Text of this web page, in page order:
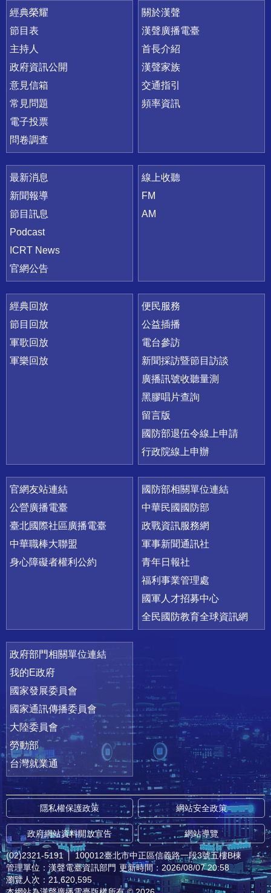
快速連結
經典榮耀
節目表
主持人
政府資訊公開
意見信箱
常見問題
電子投票
問卷調查
關於漢聲
漢聲廣播電臺
首長介紹
漢聲家族
交通指引
頻率資訊
最新消息
新聞報導
節目訊息
Podcast
ICRT News
官網公告
線上收聽
FM
AM
經典回放
節目回放
軍歌回放
軍樂回放
便民服務
公益插播
電台參訪
新聞採訪暨節目訪談
廣播訊號收聽量測
黑膠唱片查詢
留言版
國防部退伍令線上申請
行政院線上申辦
官網友站連結
公營廣播電臺
臺北國際社區廣播電臺
中華職棒大聯盟
身心障礙者權利公約
國防部相關單位連結
中華民國國防部
政戰資訊服務網
軍事新聞通訊社
青年日報社
福利事業管理處
國軍人才招募中心
全民國防教育全球資訊網
政府部門相關單位連結
我的E政府
國家發展委員會
國家通訊傳播委員會
大陸委員會
勞動部
台灣就業通
隱私權保護政策 網站安全政策
政府網站資料開放宣告 網站導覽
(02)2321-5191 │ 100012臺北市中正區信義路一段3號五樓B棟
管理單位：漢聲電臺資訊部門 更新時間：2026/08/07 20:58
瀏覽人次：21,620,595